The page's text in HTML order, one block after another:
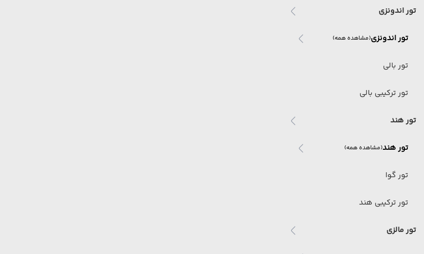
تور اندونزی
تور اندونزی(مشاهده همه)
تور بالی
تور ترکیبی بالی
تور هند
تور هند(مشاهده همه)
تور گوا
تور ترکیبی هند
تور مالزی